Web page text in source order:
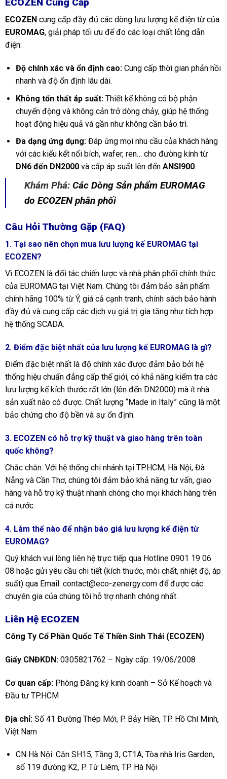
ECOZEN cung cấp đầy đủ các dòng lưu lượng kế điện từ của
EUROMAG, giải pháp tối ưu để đo các loại chất lỏng dẫn
điện:
Độ chính xác và ổn định cao:Cung cấp thời gian phản hồi
nhanh và độ ổn định lâu dài.
Không tổn thất áp suất:Thiết kế không có bộ phận
chuyển động và không cản trở dòng chảy, giúp hệ thống
hoạt động hiệu quả và gần như không cần bảo trì.
Đa dạng ứng dụng:Đáp ứng mọi nhu cầu của khách hàng
với các kiểu kết nối bích, wafer, ren… cho đường kính từ
DN6 đến DN2000và cấp áp suất lên đến ANSI900.
Khám Phá: Các Dòng Sản phẩm EUROMAG
do ECOZEN phân phối
Câu Hỏi Thường Gặp (FAQ)
1. Tại sao nên chọn mua lưu lượng kế EUROMAG tại
ECOZEN?
Vì ECOZEN là đối tác chiến lược và nhà phân phối chính thức
của EUROMAG tại Việt Nam. Chúng tôi đảm bảo sản phẩm
chính hãng 100% từ Ý, giá cả cạnh tranh, chính sách bảo hành
đầy đủ và cung cấp các dịch vụ giá trị gia tăng như tích hợp
hệ thống SCADA.
2. Điểm đặc biệt nhất của lưu lượng kế EUROMAG là gì?
Điểm đặc biệt nhất là độ chính xác được đảm bảo bởi hệ
thống hiệu chuẩn đẳng cấp thế giới, có khả năng kiểm tra các
lưu lượng kế kích thước rất lớn (lên đến DN2000) mà ít nhà
sản xuất nào có được. Chất lượng “Made in Italy” cũng là một
bảo chứng cho độ bền và sự ổn định.
3. ECOZEN có hỗ trợ kỹ thuật và giao hàng trên toàn
quốc không?
Chắc chắn. Với hệ thống chi nhánh tại TP.HCM, Hà Nội, Đà
Nẵng và Cần Thơ, chúng tôi đảm bảo khả năng tư vấn, giao
hàng và hỗ trợ kỹ thuật nhanh chóng cho mọi khách hàng trên
cả nước.
4. Làm thế nào để nhận báo giá lưu lượng kế điện từ
EUROMAG?
Quý khách vui lòng liên hệ trực tiếp qua Hotline 0901 19 06
08 hoặc gửi yêu cầu chi tiết (kích thước, môi chất, nhiệt độ, áp
suất) qua Email: contact@eco-zenergy.com để được các
chuyên gia của chúng tôi hỗ trợ nhanh chóng nhất.
Liên Hệ ECOZEN
Công Ty Cổ Phần Quốc Tế Thiền Sinh Thái (ECOZEN)
Giấy CNĐKDN: 0305821762 – Ngày cấp: 19/06/2008
Cơ quan cấp: Phòng Đăng ký kinh doanh – Sở Kế hoạch và
Đầu tư TP.HCM
Địa chỉ: Số 41 Đường Thép Mới, P. Bảy Hiền, TP. Hồ Chí Minh,
Việt Nam
CN Hà Nội: Căn SH15, Tầng 3, CT1A, Tòa nhà Iris Garden,
số 119 đường K2, P. Từ Liêm, TP. Hà Nội